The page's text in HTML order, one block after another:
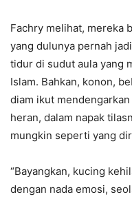
Fachry melihat, mereka
yang dulunya pernah
tidur di sudut aula yang
Islam. Bahkan, konon,
diam ikut
heran, dalam napak
mungkin seperti yang
“Bayangkan, kucing
dengan nada emosi,